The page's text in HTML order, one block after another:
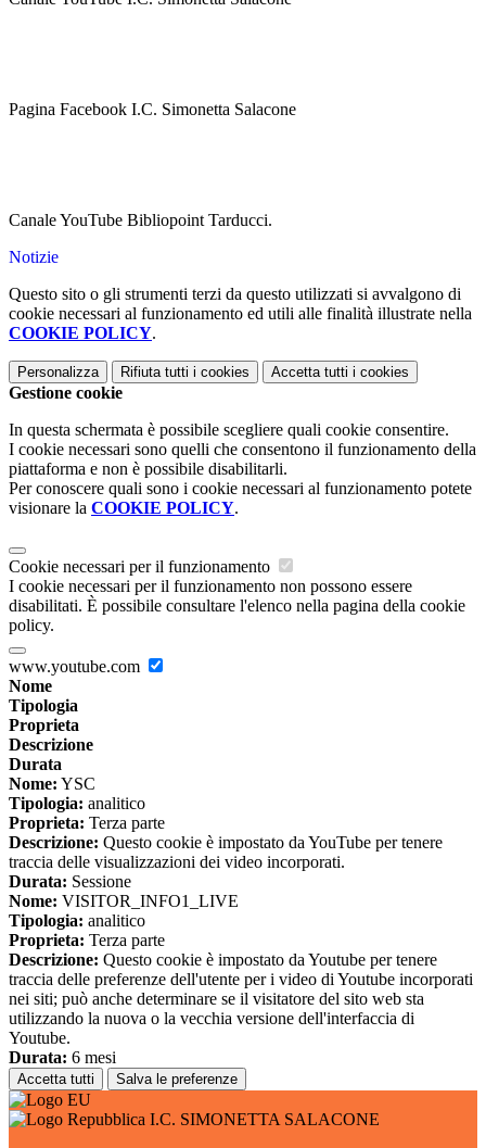
Pagina Facebook I.C. Simonetta Salacone
Canale YouTube Bibliopoint Tarducci.
Notizie
Questo sito o gli strumenti terzi da questo utilizzati si avvalgono di
cookie necessari al funzionamento ed utili alle finalità illustrate nella
COOKIE POLICY.
Personalizza Rifiuta tutti i cookies Accetta tutti i cookies
Gestione cookie
In questa schermata è possibile scegliere quali cookie consentire.
I cookie necessari sono quelli che consentono il funzionamento della
piattaforma e non è possibile disabilitarli.
Per conoscere quali sono i cookie necessari al funzionamento potete
visionare la COOKIE POLICY.
Cookie necessari per il funzionamento
I cookie necessari per il funzionamento non possono essere
disabilitati. È possibile consultare l'elenco nella pagina della cookie
policy.
www.youtube.com
Nome
Tipologia
Proprieta
Descrizione
Durata
Nome: YSC
Tipologia: analitico
Proprieta: Terza parte
Descrizione: Questo cookie è impostato da YouTube per tenere
traccia delle visualizzazioni dei video incorporati.
Durata: Sessione
Nome: VISITOR_INFO1_LIVE
Tipologia: analitico
Proprieta: Terza parte
Descrizione: Questo cookie è impostato da Youtube per tenere
traccia delle preferenze dell'utente per i video di Youtube incorporati
nei siti; può anche determinare se il visitatore del sito web sta
utilizzando la nuova o la vecchia versione dell'interfaccia di
Youtube.
Durata: 6 mesi
Accetta tutti Salva le preferenze
I.C. SIMONETTA SALACONE